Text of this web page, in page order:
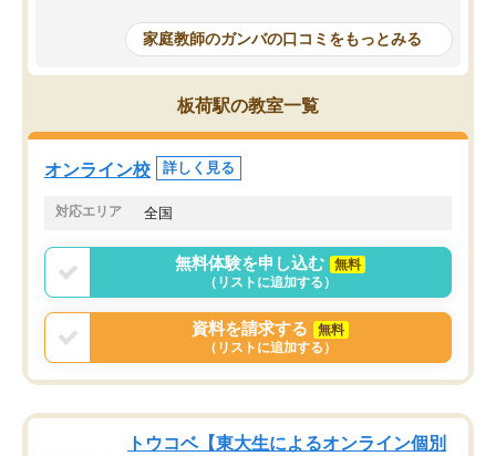
めて1年ほどだった今では平均点以上の
科目が増えてきました！あと1年受験ま
であるので無料の週末教室を使用しな
がら頑張って欲しいと思います！
問できるのでとても助か
家庭教師のガンバの口コミをもっとみる
板荷駅の教室一覧
オンライン校 詳しく見る
対応エリア 全国
無料体験を申し込む
無料
（リストに追加する）
資料を請求する
無料
（リストに追加する）
トウコベ【東大生によるオンライン個別